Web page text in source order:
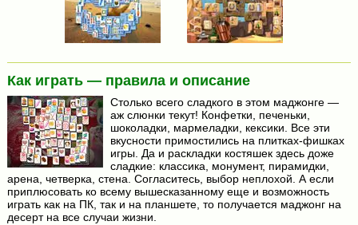
Как играть — правила и описание
Столько всего сладкого в этом маджонге —
аж слюнки текут! Конфетки, печеньки,
шоколадки, мармеладки, кексики. Все эти
вкусности примостились на плитках-фишках
игры. Да и раскладки костяшек здесь доже
сладкие: классика, монумент, пирамидки,
арена, четверка, стена. Согласитесь, выбор неплохой. А если
приплюсовать ко всему вышесказанному еще и возможность
играть как на ПК, так и на планшете, то получается маджонг на
десерт на все случаи жизни.